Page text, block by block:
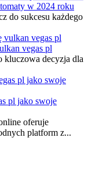
w 2024 roku
do sukcesu każdego
vegas pl
kluczowa decyzja dla
pl jako swoje
oferuje
platform z...